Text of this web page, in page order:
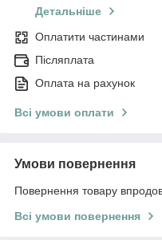
Детальніше
Оплатити частинами
Післяплата
Оплата на рахунок
Всі умови оплати
Умови повернення
Повернення товару
Всі умови повернення